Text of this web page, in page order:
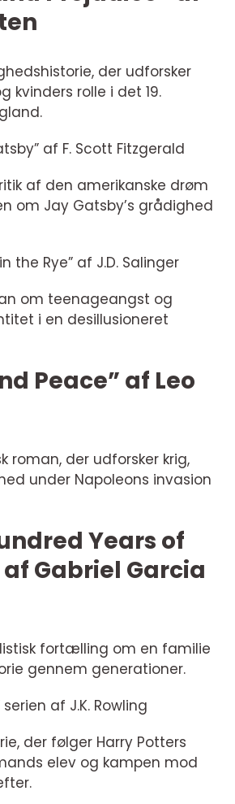
der udforsker
kvinders rolle i det 19.
af F. Scott Fitzgerald
af den amerikanske drøm
om Jay Gatsby’s grådighed
the Rye” af J.D. Salinger
om teenageangst og
i en desillusioneret
Peace” af Leo
roman, der udforsker krig,
under Napoleons invasion
Years of
Gabriel Garcia
fortælling om en familie
gennem generationer.
serien af J.K. Rowling
der følger Harry Potters
elev og kampen mod